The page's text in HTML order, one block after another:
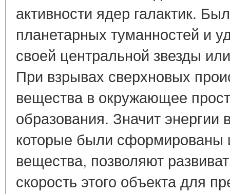
активности ядер галактик.
планетарных туманностей и
своей центральной звезды
При взрывах сверхновых
вещества в окружающее
образования. Значит энергии
которые были сформированы
вещества, позволяют
скорость этого объекта для